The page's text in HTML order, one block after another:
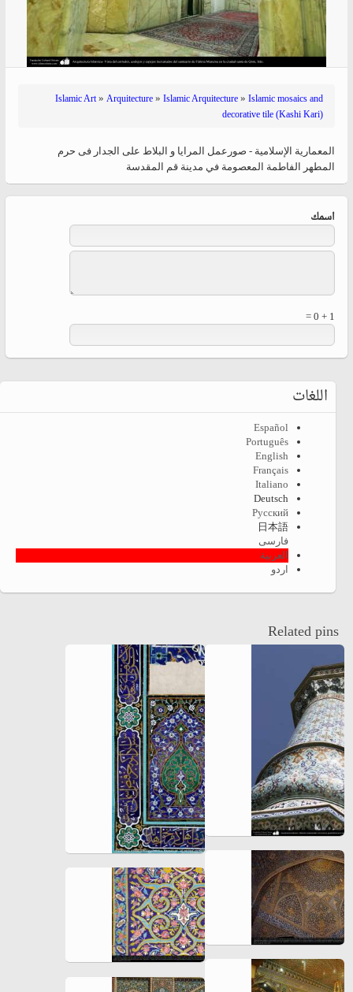
Islamic Art» Arquitecture » Islamic Arquitecture » Islamic mosaics and
decorative tile (Kashi Kari)
المعماریة الإسلامية - صورعمل المرايا و البلاط على الجدار فی حرم
المطهر الفاطمة المعصومة في مدينة قم المقدسة
‏اسمك ‏
1 + 0 =
اللغات
Español
Português
English
Français
Italiano
Deutsch
Русский
日本語
فارسی
العربية
اردو
Related pins